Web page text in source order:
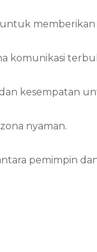
memberikan
komunikasi
kesempatan
nyaman.
pemimpin